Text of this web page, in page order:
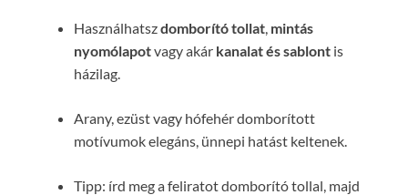
Használhatszdomborító tollat mintás
nyomólapotvagy akár kanalat és sablont is
házilag.
Arany, ezüst vagy hófehér domborított
motívumok elegáns, ünnepi hatást keltenek.
Tipp: írd meg a feliratot domborító tollal, majd